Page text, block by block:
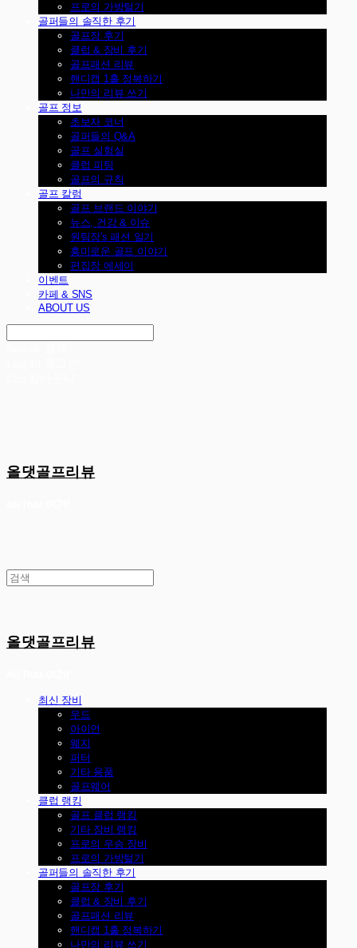
프로의 가방털기
골퍼들의 솔직한 후기
골프장 후기
클럽 & 장비 후기
골프패션 리뷰
핸디캡 1홀 정복하기
나만의 리뷰 쓰기
골프 정보
초보자 코너
골퍼들의 Q&A
골프 실험실
클럽 피팅
골프의 규칙
골프 칼럼
골프 브랜드 이야기
뉴스, 건강 & 이슈
원팀장's 패션 일기
흥미로운 골프 이야기
편집장 에세이
이벤트
카페 & SNS
ABOUT US
올댓골프리뷰
올댓골프리뷰
최신 장비
우드
아이언
웨지
퍼터
기타 용품
골프웨어
클럽 랭킹
골프 클럽 랭킹
기타 장비 랭킹
프로의 우승 장비
프로의 가방털기
골퍼들의 솔직한 후기
골프장 후기
클럽 & 장비 후기
골프패션 리뷰
핸디캡 1홀 정복하기
나만의 리뷰 쓰기